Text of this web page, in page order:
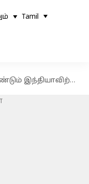
Tamil
நுழையும் ஃபோர்டு, எலெக்ட்ரிக் வாகனங்களில் கவனம் செலுத்தும்: அறிக்கை